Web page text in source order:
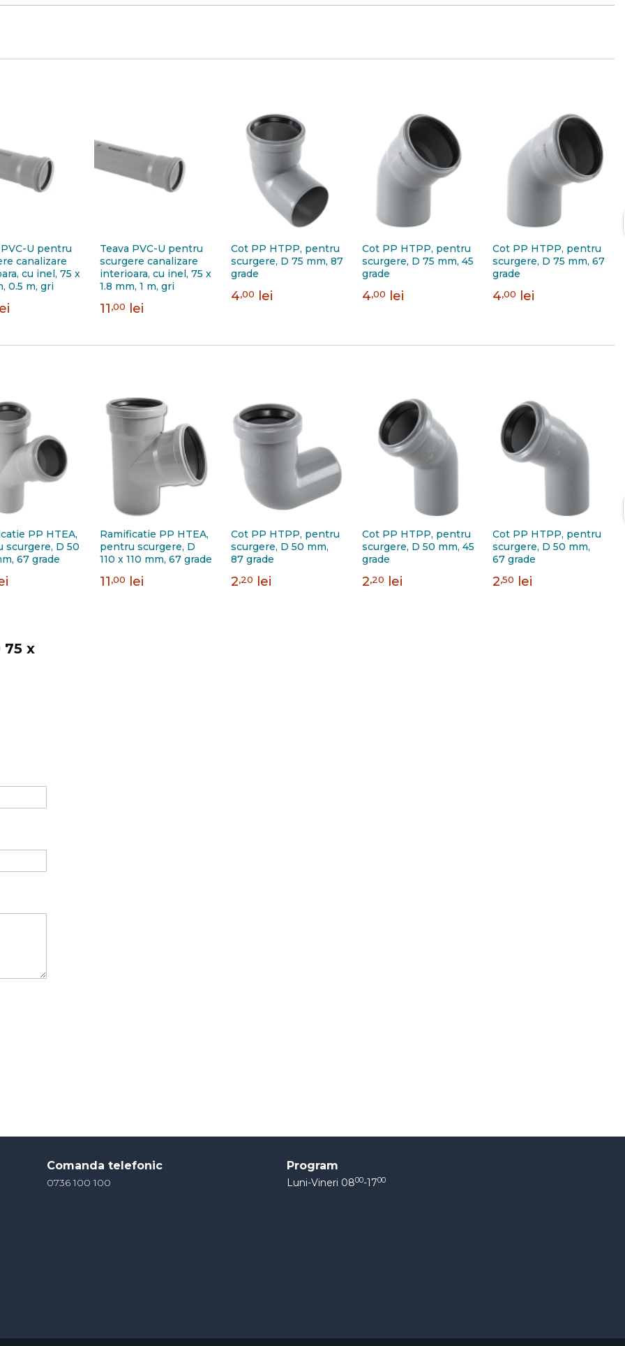
PVC-U pentru
canalizare
cu inel, 75 x
0.5 m, gri
lei
Teava PVC-U pentru
scurgere canalizare
interioara, cu inel, 75 x
1.8 mm, 1 m, gri
11,00 lei
Cot PP HTPP, pentru
scurgere, D 75 mm, 87
grade
4,00 lei
Cot PP HTPP, pentru
scurgere, D 75 mm, 45
grade
4,00 lei
Cot PP HTPP, pentru
scurgere, D 75 mm, 67
grade
4,00 lei
PP HTEA,
scurgere, D 50
67 grade
Ramificatie PP HTEA,
pentru scurgere, D
110 x 110 mm, 67 grade
11,00 lei
Cot PP HTPP, pentru
scurgere, D 50 mm,
87 grade
2,20 lei
Cot PP HTPP, pentru
scurgere, D 50 mm, 45
grade
2,20 lei
Cot PP HTPP, pentru
scurgere, D 50 mm,
67 grade
2,50 lei
75 x
Comanda telefonic
0736 100 100
Program
Luni-Vineri 0800-1700